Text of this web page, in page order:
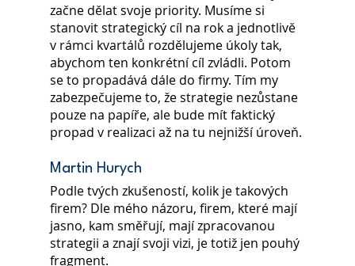
začne dělat svoje priority. Musíme si
stanovit strategický cíl na rok a jednotlivě
v rámci kvartálů rozdělujeme úkoly tak,
abychom ten konkrétní cíl zvládli. Potom
se to propadává dále do firmy. Tím my
zabezpečujeme to, že strategie nezůstane
pouze na papíře, ale bude mít faktický
propad v realizaci až na tu nejnižší úroveň.
Martin Hurych
Podle tvých zkušeností, kolik je takových
firem? Dle mého názoru, firem, které mají
jasno, kam směřují, mají zpracovanou
strategii a znají svoji vizi, je totiž jen pouhý
fragment.